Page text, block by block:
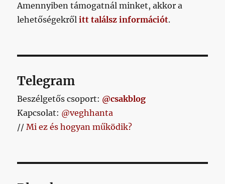
Amennyiben támogatnál minket, akkor a
lehetőségekrőlitt találsz információt.
Telegram
Beszélgetős csoport: @csakblog
Kapcsolat: @veghhanta
//Mi ez és hogyan működik?